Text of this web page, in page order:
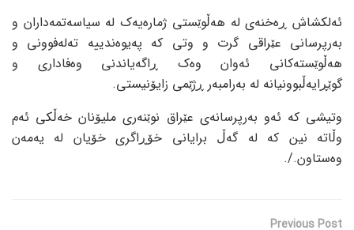
ئەلکشاش ڕەخنەی لە هەڵوێستی ژمارەیەک لە سیاسەتمەداران و
بەرپرسانی عێراقی گرت و وتی کە پەیوەندییە تەلەفوونی و
هەڵوێستەکانی ئەوان وەک ڕاگەیاندنی وەفاداری و
گوێڕایەڵبوونیانە لە بەرامبەر ڕژێمی زایۆنیستی.
وتیشی کە ئەو بەرپرسانەی عێراق نوێنەری ملیۆنان خەڵکی ئەم
وڵاتە نین کە لە گەڵ برایانی خۆڕاگری خۆیان لە یەمەن
وەستاون./.
Previous Post